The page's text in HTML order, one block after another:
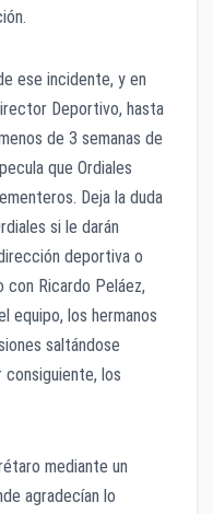
ese incidente, y en
Deportivo, hasta
de 3 semanas de
que Ordiales
Deja la duda
si le darán
deportiva o
con Ricardo Peláez,
equipo, los hermanos
saltándose
consiguiente, los
mediante un
agradecían lo